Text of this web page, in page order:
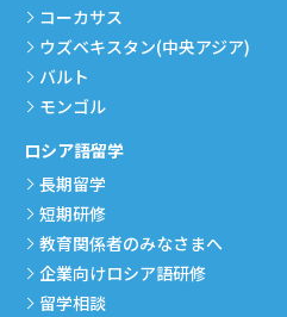
コーカサス
ウズベキスタン(中央アジア)
バルト
モンゴル
ロシア語留学
長期留学
短期研修
教育関係者のみなさまへ
企業向けロシア語研修
留学相談